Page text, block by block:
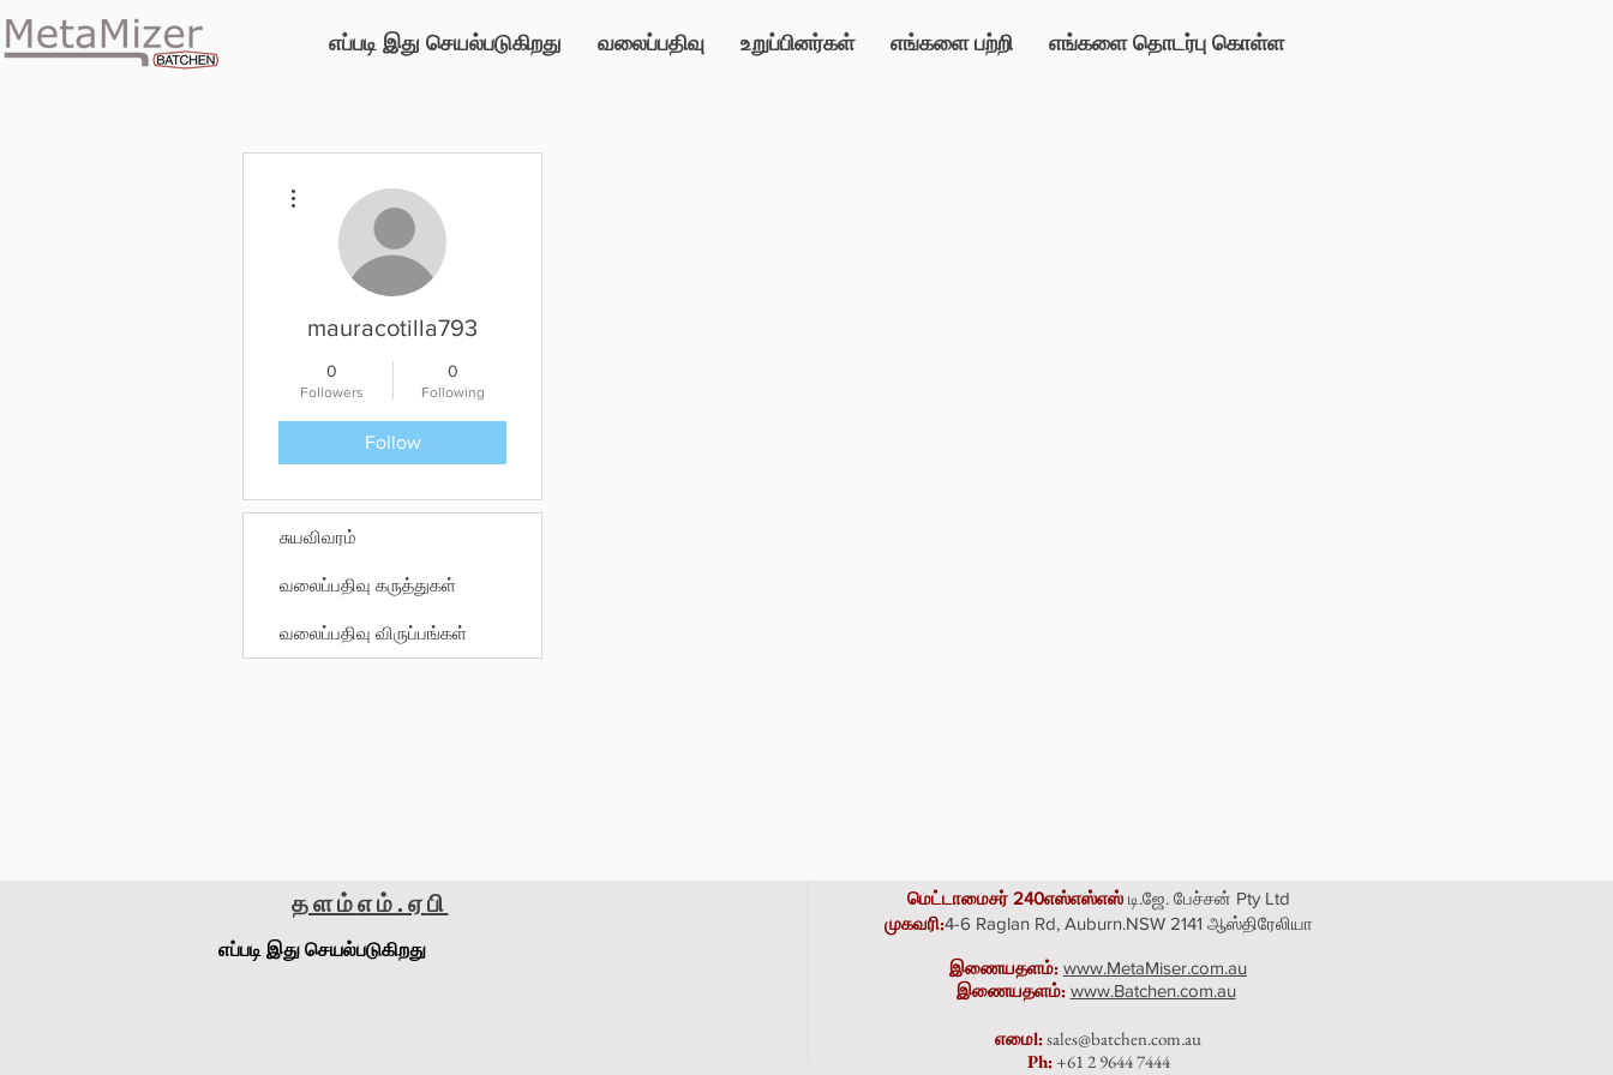
எப்படி இது செயல்படுகிறது வலைப்பதிவு உறுப்பினர்கள் எங்களை பற்றி எங்களை தொடர்பு கொள்ள
mauracotilla793
0
Followers
0
Following
Follow
சுயவிவரம்
வலைப்பதிவு கருத்துகள்
வலைப்பதிவு விருப்பங்கள்
தளம்எம்.ஏபி
எப்படி இது செயல்படுகிறது
மெட்டாமைசர் 240எஸ்எஸ்எஸ்டி.ஜே. பேச்சன் Pty Ltd
முகவரி:4-6 Raglan Rd, Auburn.NSW 2141 ஆஸ்திரேலியா
இணையதளம்: www.MetaMiser.com.au
இணையதளம்: www.Batchen.com.au
எமைl:sales@batchen.com.au
Ph:+61 2 9644 7444